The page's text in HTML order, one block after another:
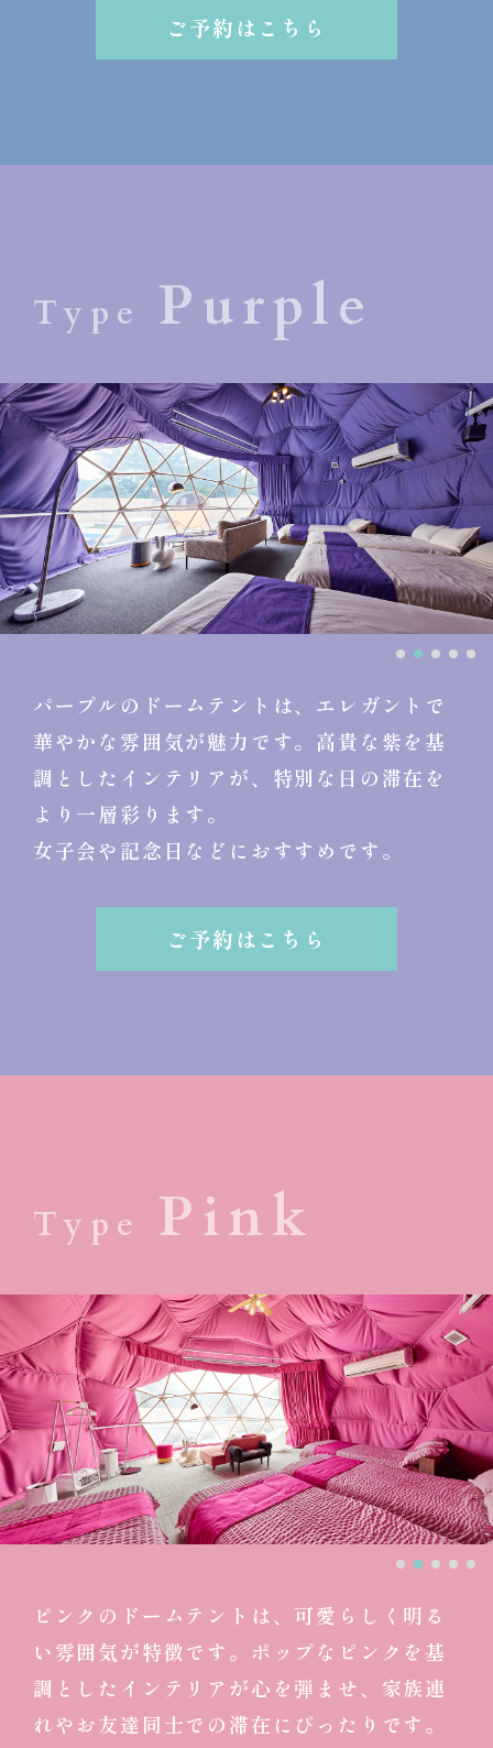
ご予約はこちら
Type Purple
パープルのドームテントは、エレガントで
華やかな雰囲気が魅力です。 高貴な紫を基
調としたインテリアが、特別な日の滞在を
より一層彩ります。
女子会や記念日などにおすすめです。
ご予約はこちら
Type Pink
ピンクのドームテントは、可愛らしく明る
い雰囲気が特徴です。 ポップなピンクを基
調としたインテリアが心を弾ませ、家族連
れやお友達同士での滞在にぴったりです。